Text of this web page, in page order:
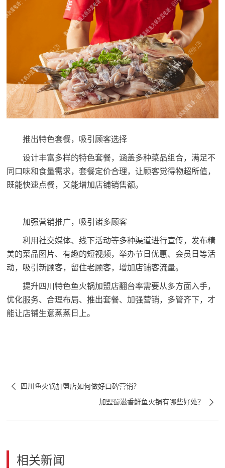
推出特色套餐，吸引顾客选择
设计丰富多样的特色套餐，涵盖多种菜品组合，满足不
同口味和食量需求，套餐定价合理，让顾客觉得物超所值，
既能快速点餐，又能增加店铺销售额。
加强营销推广，吸引诸多顾客
利用社交媒体、线下活动等多种渠道进行宣传，发布精
美的菜品图片、有趣的短视频，举办节日优惠、会员日等活
动，吸引新顾客，留住老顾客，增加店铺客流量。
提升四川特色鱼火锅加盟店翻台率需要从多方面入手，
优化服务、合理布局、推出套餐、加强营销，多管齐下，才
能让店铺生意蒸蒸日上。
 四川鱼火锅加盟店如何做好口碑营销？

加盟蜀滋香鲜鱼火锅有哪些好处？
相关新闻